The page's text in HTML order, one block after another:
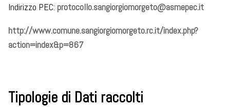
Indirizzo PEC: protocollo.sangiorgiomorgeto@asmepec.it
http://www.comune.sangiorgiomorgeto.rc.it/index.php?
action=index&p=867
Tipologie di Dati raccolti